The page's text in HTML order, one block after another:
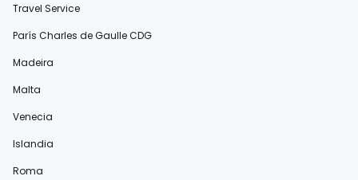
Travel Service
París Charles de Gaulle CDG
Madeira
Malta
Venecia
Islandia
Roma